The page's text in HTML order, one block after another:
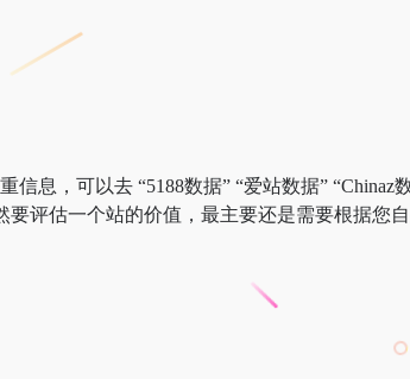
信息，可以去 “5188数据” “爱站数据” “Chinaz
评估一个站的价值，最主要还是需要根据您